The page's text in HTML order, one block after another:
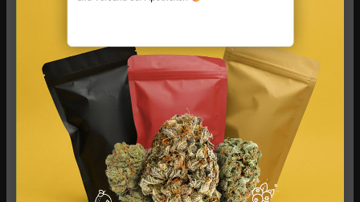
Melatonin: Wirkung, Dosierung & wann es beim
Schlafen wirklich hilft